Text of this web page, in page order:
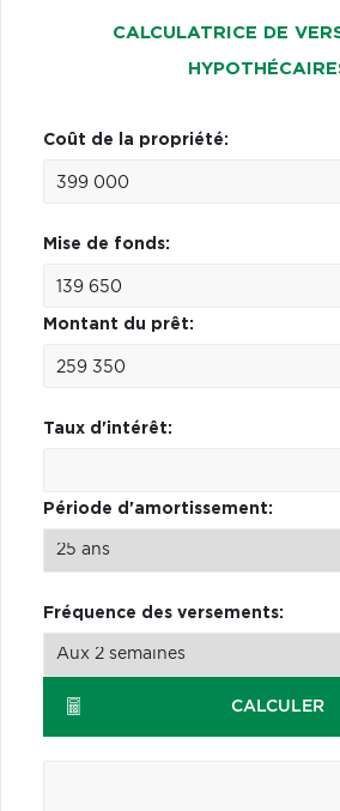
CALCULATRICE DE
Coût de la propriété:
Mise de fonds:
Montant du prêt:
Taux d'intérêt:
Période d'amortissement:
Fréquence des versements:
CALCULER